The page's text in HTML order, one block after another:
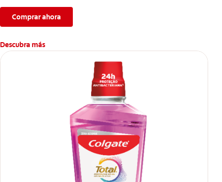
Comprar ahora
Descubra más